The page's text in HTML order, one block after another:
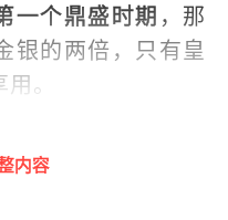
一个鼎盛时期 ，那
银的两倍，只有皇
。
和人们生活水平的
值和品质有了全新
内容